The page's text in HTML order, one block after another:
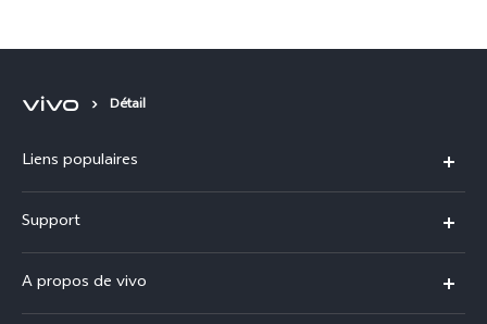
Détail
Liens populaires
V70 FE
V60 Lite
Support
Centre de Services
A propos de vivo